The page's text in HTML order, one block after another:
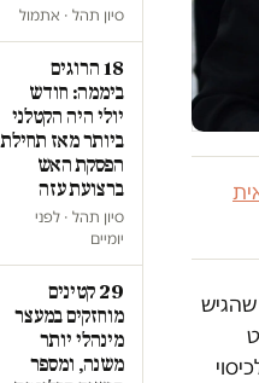
סך 100 אלף שקלים שהגיש
לכיסוי
סיון תהל · אתמול
18 הרוגים
ביממה: חודש
יולי היה הקטלני
ביותר מאז תחילת
הפסקת האש
ברצועת עזה
סיון תהל · לפני
יומיים
29 קטינים
מוחזקים במעצר
מינהלי יותר
משנה, ומספר